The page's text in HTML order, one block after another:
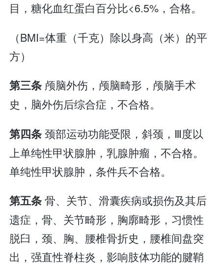
目，糖化血红蛋白百分比<6.5%，合格。
（BMI=体重（千克）除以身高（米）的平
方）
第三条 颅脑外伤，颅脑畸形，颅脑手术
史，脑外伤后综合症，不合格。
第四条颈部运动功能受限，斜颈，Ⅲ度以
上单纯性甲状腺肿，乳腺肿瘤，不合格。
单纯性甲状腺肿，条件兵不合格。
第五条骨、关节、滑囊疾病或损伤及其后
遗症，骨、关节畸形，胸廓畸形，习惯性
脱臼，颈、胸、腰椎骨折史，腰椎间盘突
出，强直性脊柱炎，影响肢体功能的腱鞘